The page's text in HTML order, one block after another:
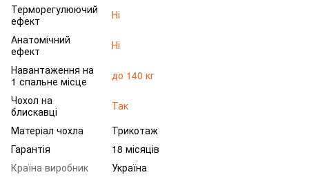
Терморегулюючий
ефект
Ні
Анатомічний
ефект
Ні
Навантаження на
1 спальне місце
до 140 кг
Чохол на
блискавці
Так
Матеріал чохла
Трикотаж
Гарантія
18 місяців
Країна виробник
Україна